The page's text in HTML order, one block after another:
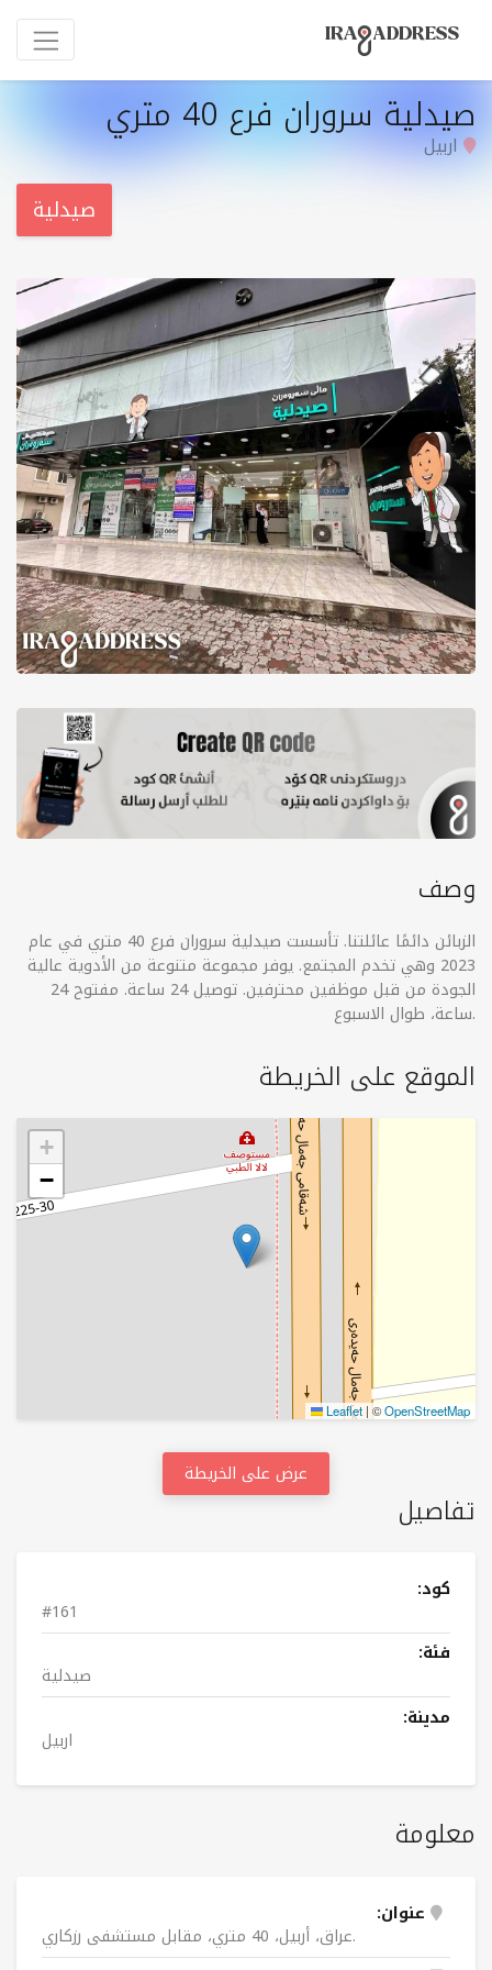
صيدلية سروران فرع 40 متري
اربيل
صيدلية
تفاصيل
كود:
#161
فئة:
صيدلية
مدينة:
اربيل
معلومة
عنوان:
عراق، أربيل، 40 متري، مقابل مستشفى رزكاري.
وصف
الزبائن دائمًا عائلتنا. تأسست صيدلية سروران فرع 40 متري في عام
2023 وهي تخدم المجتمع. يوفر مجموعة متنوعة من الأدوية عالية
الجودة من قبل موظفين محترفين. توصيل 24 ساعة. مفتوح 24
ساعة، طوال الاسبوع.
الموقع على الخريطة
+
−
Leaflet | ©OpenStreetMap
عرض على الخريطة